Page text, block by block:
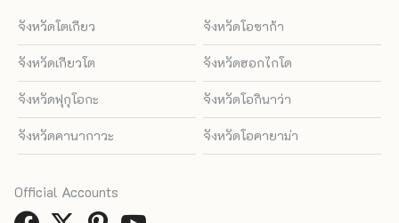
จังหวัดโตเกียว จังหวัดโอซาก้า
จังหวัดเกียวโต จังหวัดฮอกไกโด
จังหวัดฟุกุโอกะ จังหวัดโอกินาว่า
จังหวัดคานากาวะ จังหวัดโอคายาม่า
Official Accounts